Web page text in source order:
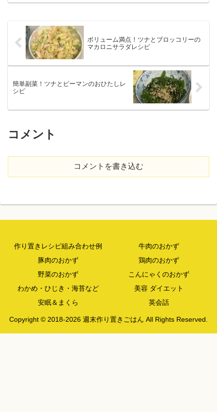
ボリューム満点！ツナとブロッコリーの
マカロニサラダレシピ
簡単副菜！ツナとピーマンのおひたしレ
シピ
コメント
コメントを書き込む
作り置きレシピ組み合わせ例
牛肉のおかず
豚肉のおかず
鶏肉のおかず
野菜のおかず
こんにゃくのおかず
わかめ・ひじき・海苔など
美容 ダイエット
安眠＆まくら
英会話
Copyright © 2018-2026 週末作り置きごはん All Rights Reserved.